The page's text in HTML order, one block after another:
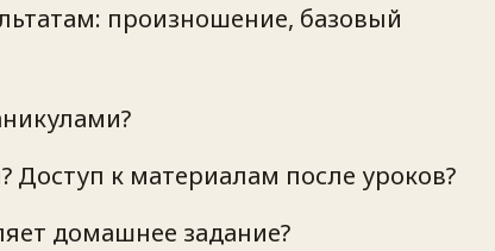
произношение, базовый
Доступ к материалам после уроков?
домашнее задание?